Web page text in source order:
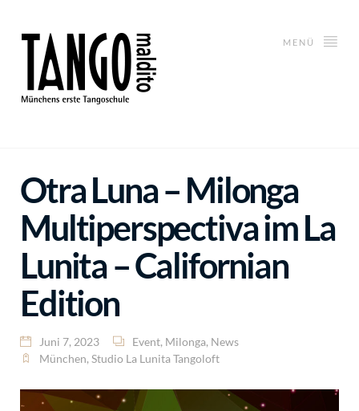
MENÜ
Otra Luna – Milonga
Multiperspectiva im La
Lunita – Californian
Edition
Juni 7, 2023 Event, Milonga, News
München, Studio La Lunita Tangoloft